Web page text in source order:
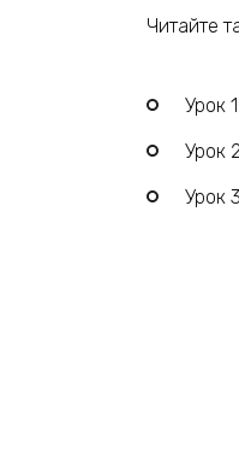
Читайте
Урок
Урок
Урок